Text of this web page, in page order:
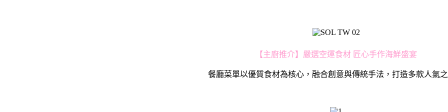
【主廚推介】嚴選空運食材 匠⼼⼿作海鮮盛宴
餐廳菜單以優質食材為核⼼，融合創意與傳統⼿法，打造多款⼈氣